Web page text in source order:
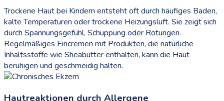
Trockene Haut bei Kindern entsteht oft durch häufiges Baden,
kalte Temperaturen oder trockene Heizungsluft. Sie zeigt sich
durch Spannungsgefühl, Schuppung oder Rötungen.
Regelmäßiges Eincremen mit Produkten, die natürliche
Inhaltsstoffe wie Sheabutter enthalten, kann die Haut
beruhigen und geschmeidig halten.
Hautreaktionen durch Allergene